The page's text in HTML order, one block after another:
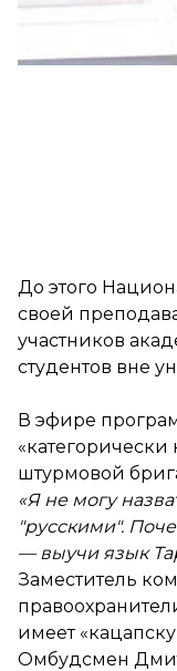
До этого
своей
участников
студентов вне
В эфире
штурмовой
«Я не могу
"русскими".
— выучи язык
Заместитель
имеет
Омбудсмен